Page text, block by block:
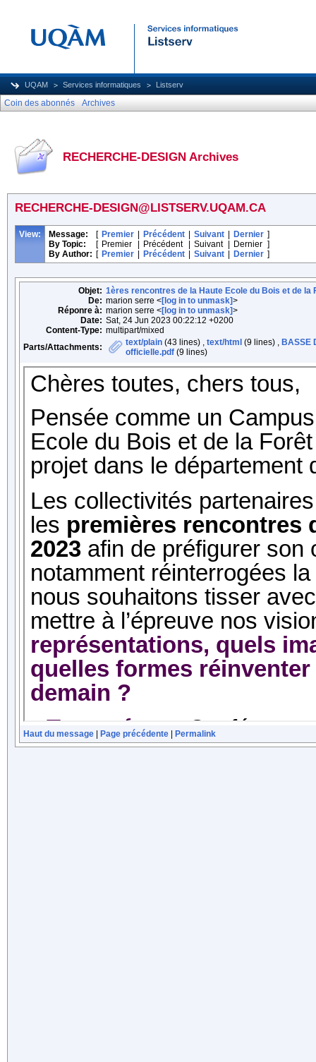
UQAM Services informatiques Listserv
Coin des abonnés Archives
RECHERCHE-DESIGN Archives
RECHERCHE-DESIGN@LISTSERV.UQAM.CA
View: Message: [ Premier Précédent Suivant Dernier ]
By Topic:
[ Premier Précédent Suivant Dernier ]
By Author: [ Premier Précédent Suivant Dernier ]
Objet: 1ères rencontres de la Haute Ecole du Bois et de la
De: marion serre <[log in to unmask]>
Réponre à: marion serre <[log in to unmask]>
Date: Sat, 24 Jun 2023 00:22:12 +0200
Content-Type: multipart/mixed
Parts/Attachments:
text/plain (43 lines) , text/html (9 lines) , BASSE
officielle.pdf (9 lines)
Haut du message Page précédente Permalink